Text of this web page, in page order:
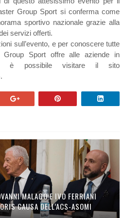
Group Sport si conferma come
sportivo nazionale grazie alla
servizi offerti.
sull’evento, e per conoscere tutte
Group Sport offre alle aziende in
è possibile visitare il sito
MALAGÒ E IVO FERRIANI
CAUSA DELL’ACS-ASOMI